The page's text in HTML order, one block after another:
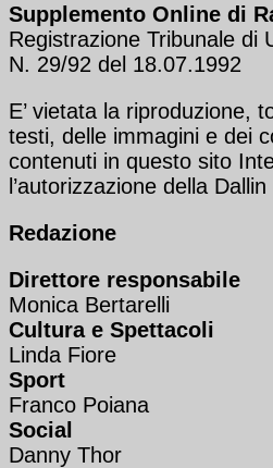
Supplemento Online di
Registrazione Tribunale di
N. 29/92 del 18.07.1992
E’ vietata la riproduzione,
testi, delle immagini e dei
contenuti in questo sito
l’autorizzazione della
Redazione
Direttore responsabile
Monica Bertarelli
Cultura e Spettacoli
Linda Fiore
Sport
Franco Poiana
Social
Danny Thor